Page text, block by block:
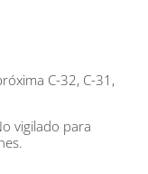
C-32, C-31,
vigilado para